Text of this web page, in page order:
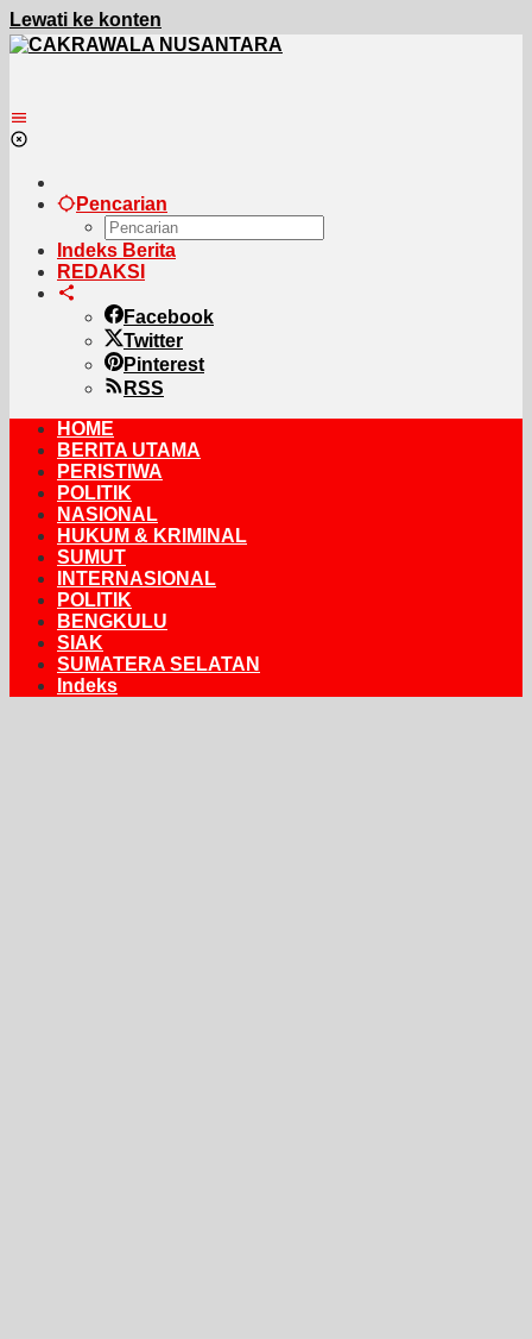
Lewati ke konten
Pencarian
Indeks Berita
REDAKSI
Facebook
Twitter
Pinterest
RSS
HOME
BERITA UTAMA
PERISTIWA
POLITIK
NASIONAL
HUKUM & KRIMINAL
SUMUT
INTERNASIONAL
POLITIK
BENGKULU
SIAK
SUMATERA SELATAN
Indeks